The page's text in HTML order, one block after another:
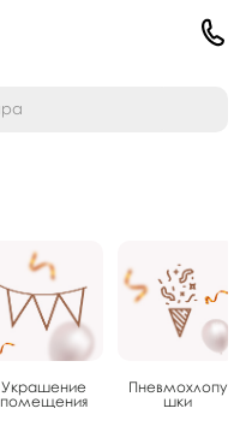
Украшение
помещения
Пневмохлопу
шки